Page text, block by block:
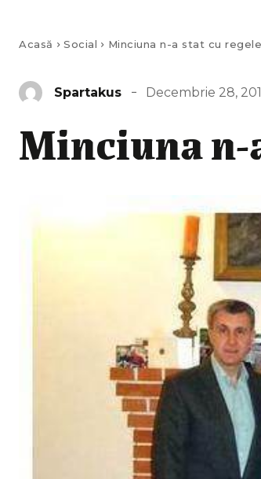
Acasă Social Minciuna n-a stat cu
Spartakus Decembrie 28,
Minciuna n-